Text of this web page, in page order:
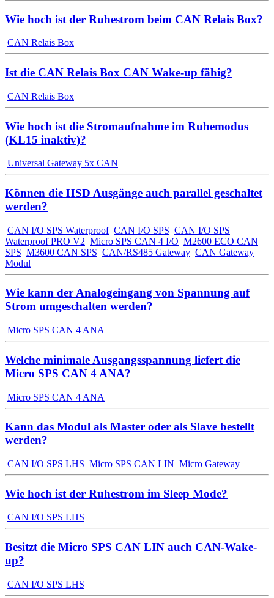
Wie hoch ist der Ruhestrom beim CAN Relais Box?
CAN Relais Box
Ist die CAN Relais Box CAN Wake-up fähig?
CAN Relais Box
Wie hoch ist die Stromaufnahme im Ruhemodus
(KL15 inaktiv)?
Universal Gateway 5x CAN
Können die HSD Ausgänge auch parallel geschaltet
werden?
CAN I/O SPS Waterproof CAN I/O SPS CAN I/O SPS
Waterproof PRO V2 Micro SPS CAN 4 I/O M2600 ECO CAN
SPS M3600 CAN SPS CAN/RS485 Gateway CAN Gateway
Modul
Wie kann der Analogeingang von Spannung auf
Strom umgeschalten werden?
Micro SPS CAN 4 ANA
Welche minimale Ausgangsspannung liefert die
Micro SPS CAN 4 ANA?
Micro SPS CAN 4 ANA
Kann das Modul als Master oder als Slave bestellt
werden?
CAN I/O SPS LHS Micro SPS CAN LIN Micro Gateway
Wie hoch ist der Ruhestrom im Sleep Mode?
CAN I/O SPS LHS
Besitzt die Micro SPS CAN LIN auch CAN-Wake-
up?
CAN I/O SPS LHS